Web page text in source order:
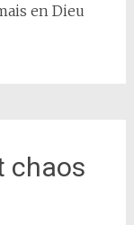
en Dieu
chaos